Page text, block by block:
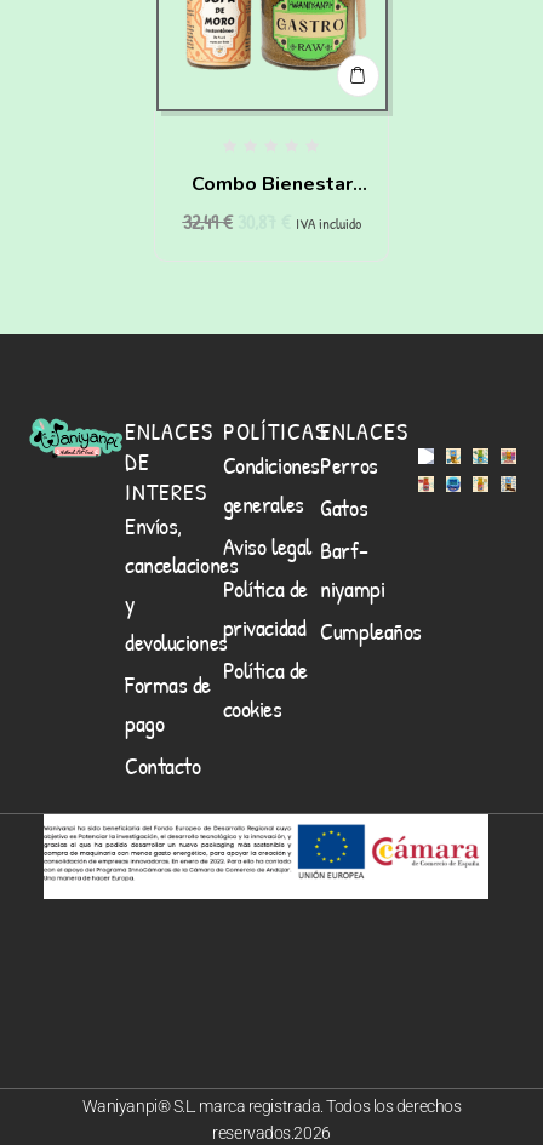
Combo Bienestar
Digestivo
32,49€ IVA incluido
ENLACES
DE
INTERES
Envíos,
cancelaciones
y
devoluciones
Formas de
pago
Contacto
POLÍTICAS
Condiciones
generales
Aviso legal
Política de
privacidad
Política de
cookies
ENLACES
Perros
Gatos
Barf-
niyampi
Cumpleaños
Waniyanpi® S.L. marca registrada. Todos los derechos
reservados.2026